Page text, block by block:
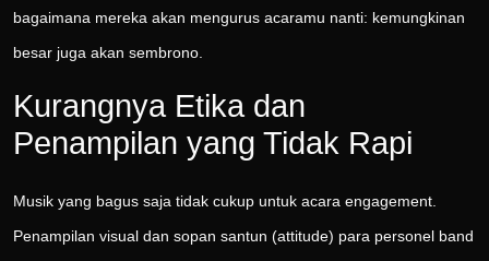
bagaimana mereka akan mengurus acaramu nanti: kemungkinan
besar juga akan sembrono.
Kurangnya Etika dan
Penampilan yang Tidak Rapi
Musik yang bagus saja tidak cukup untuk acara engagement.
Penampilan visual dan sopan santun (attitude) para personel band